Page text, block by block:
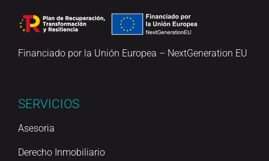
Financiado por la Unión Europea – NextGeneration EU
SERVICIOS
Asesoria
Derecho Inmobiliario